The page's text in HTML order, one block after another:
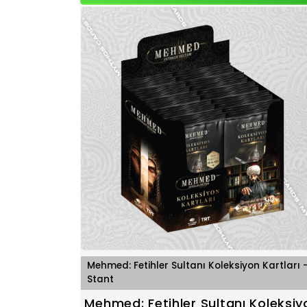
Mehmed: Fetihler Sultanı Koleksiyon Kartları
Stant
Mehmed: Fetihler Sultanı